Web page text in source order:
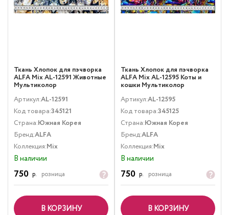
Ткань Хлопок для пэчворка
ALFA Mix AL-12591 Животные
Мультиколор
Артикул:AL-12591
Код товара:345121
Страна:Южная Корея
Бренд:ALFA
Коллекция:Mix
В наличии
750 р. розница
В КОРЗИНУ
Ткань Хлопок для пэчворка
ALFA Mix AL-12595 Коты и
кошки Мультиколор
Артикул:AL-12595
Код товара:345125
Страна:Южная Корея
Бренд:ALFA
Коллекция:Mix
В наличии
750 р. розница
В КОРЗИНУ